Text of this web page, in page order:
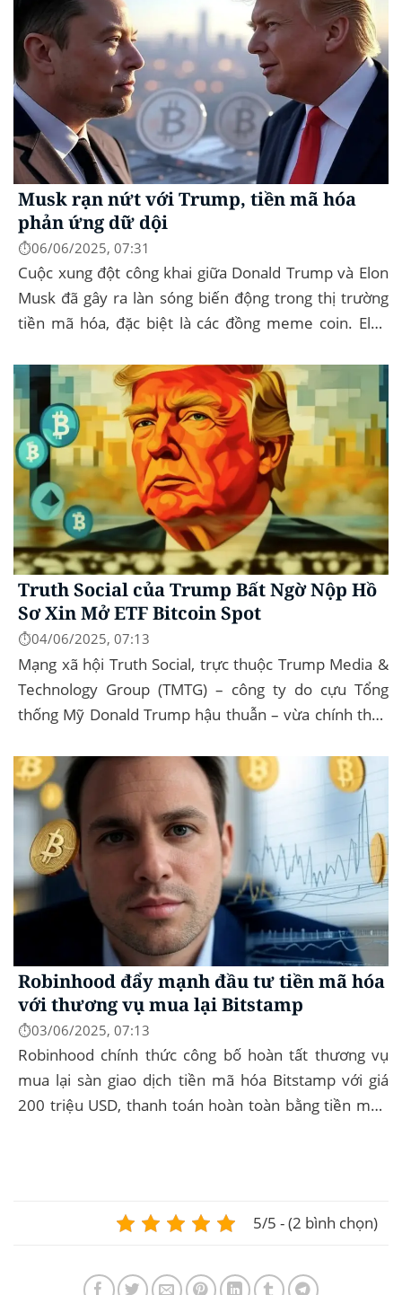
Musk rạn nứt với Trump, tiền mã hóa
phản ứng dữ dội
⏱️06/06/2025, 07:31
Cuộc xung đột công khai giữa Donald Trump và Elon
Musk đã gây ra làn sóng biến động trong thị trường
tiền mã hóa, đặc biệt là các đồng meme coin. Elon
Government...
Truth Social của Trump Bất Ngờ Nộp Hồ
Sơ Xin Mở ETF Bitcoin Spot
⏱️04/06/2025, 07:13
Mạng xã hội Truth Social, trực thuộc Trump Media &
Technology Group (TMTG) – công ty do cựu Tổng
thống Mỹ Donald Trump hậu thuẫn – vừa chính thức
Robinhood đẩy mạnh đầu tư tiền mã hóa
với thương vụ mua lại Bitstamp
⏱️03/06/2025, 07:13
Robinhood chính thức công bố hoàn tất thương vụ
mua lại sàn giao dịch tiền mã hóa Bitstamp với giá
200 triệu USD, thanh toán hoàn toàn bằng tiền mặt.
5/5 - (2 bình chọn)